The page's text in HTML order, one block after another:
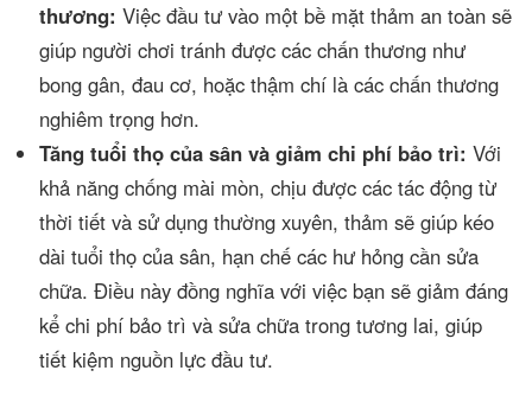
thương: Việc đầu tư vào một bề mặt thảm an toàn sẽ
giúp người chơi tránh được các chấn thương như
bong gân, đau cơ, hoặc thậm chí là các chấn thương
nghiêm trọng hơn.
Tăng tuổi thọ của sân và giảm chi phí bảo trì: Với
khả năng chống mài mòn, chịu được các tác động từ
thời tiết và sử dụng thường xuyên, thảm sẽ giúp kéo
dài tuổi thọ của sân, hạn chế các hư hỏng cần sửa
chữa. Điều này đồng nghĩa với việc bạn sẽ giảm đáng
kể chi phí bảo trì và sửa chữa trong tương lai, giúp
tiết kiệm nguồn lực đầu tư.